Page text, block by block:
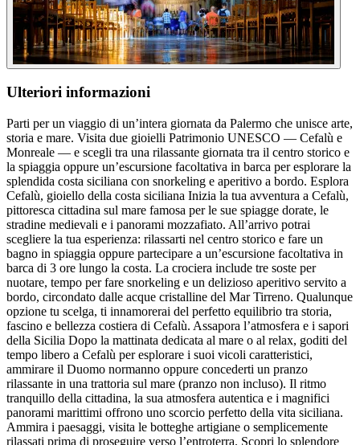
Ulteriori informazioni
Parti per un viaggio di un’intera giornata da Palermo che unisce arte,
storia e mare. Visita due gioielli Patrimonio UNESCO — Cefalù e
Monreale — e scegli tra una rilassante giornata tra il centro storico e
la spiaggia oppure un’escursione facoltativa in barca per esplorare la
splendida costa siciliana con snorkeling e aperitivo a bordo. Esplora
Cefalù, gioiello della costa siciliana Inizia la tua avventura a Cefalù,
pittoresca cittadina sul mare famosa per le sue spiagge dorate, le
stradine medievali e i panorami mozzafiato. All’arrivo potrai
scegliere la tua esperienza: rilassarti nel centro storico e fare un
bagno in spiaggia oppure partecipare a un’escursione facoltativa in
barca di 3 ore lungo la costa. La crociera include tre soste per
nuotare, tempo per fare snorkeling e un delizioso aperitivo servito a
bordo, circondato dalle acque cristalline del Mar Tirreno. Qualunque
opzione tu scelga, ti innamorerai del perfetto equilibrio tra storia,
fascino e bellezza costiera di Cefalù. Assapora l’atmosfera e i sapori
della Sicilia Dopo la mattinata dedicata al mare o al relax, goditi del
tempo libero a Cefalù per esplorare i suoi vicoli caratteristici,
ammirare il Duomo normanno oppure concederti un pranzo
rilassante in una trattoria sul mare (pranzo non incluso). Il ritmo
tranquillo della cittadina, la sua atmosfera autentica e i magnifici
panorami marittimi offrono uno scorcio perfetto della vita siciliana.
Ammira i paesaggi, visita le botteghe artigiane o semplicemente
rilassati prima di proseguire verso l’entroterra. Scopri lo splendore